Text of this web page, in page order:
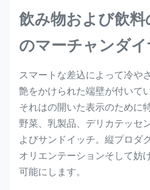
飲み物および飲
のマーチャンダ
スマートな差込によって冷や
艶をかけられた端壁が付いて
それはの開いた表示のために
野菜、乳製品、デリカテッセ
よびサンドイッチ。縦プロダ
オリエンテーションそして妨
可能にします。